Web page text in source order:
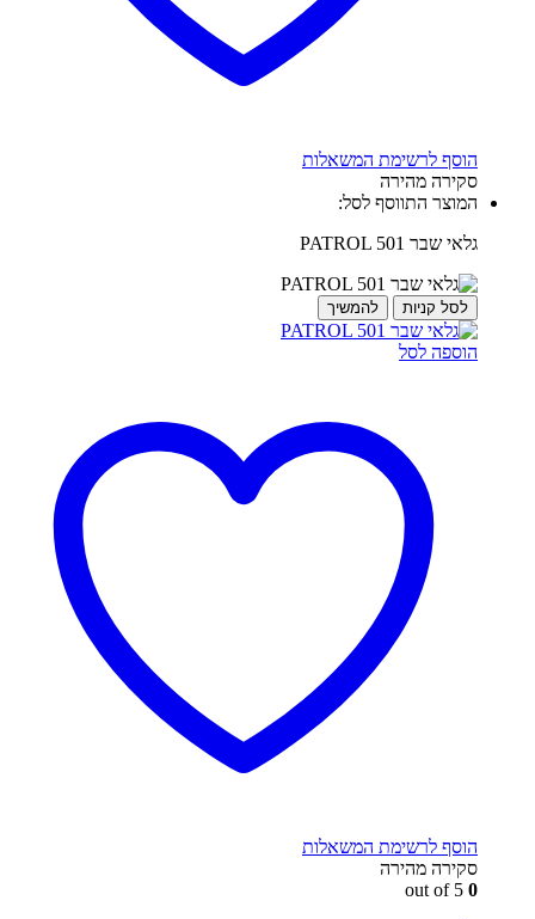
הוסף לרשימת המשאלות
סקירה מהירה
המוצר התווסף לסל:
גלאי שבר PATROL 501
לסל קניות להמשיך
הוספה לסל
הוסף לרשימת המשאלות
סקירה מהירה
0